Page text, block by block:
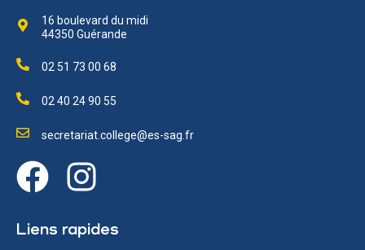
16 boulevard du midi
44350 Guérande
02 51 73 00 68
02 40 24 90 55
secretariat.college@es-sag.fr
Liens rapides